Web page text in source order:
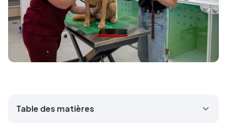
Table des matières